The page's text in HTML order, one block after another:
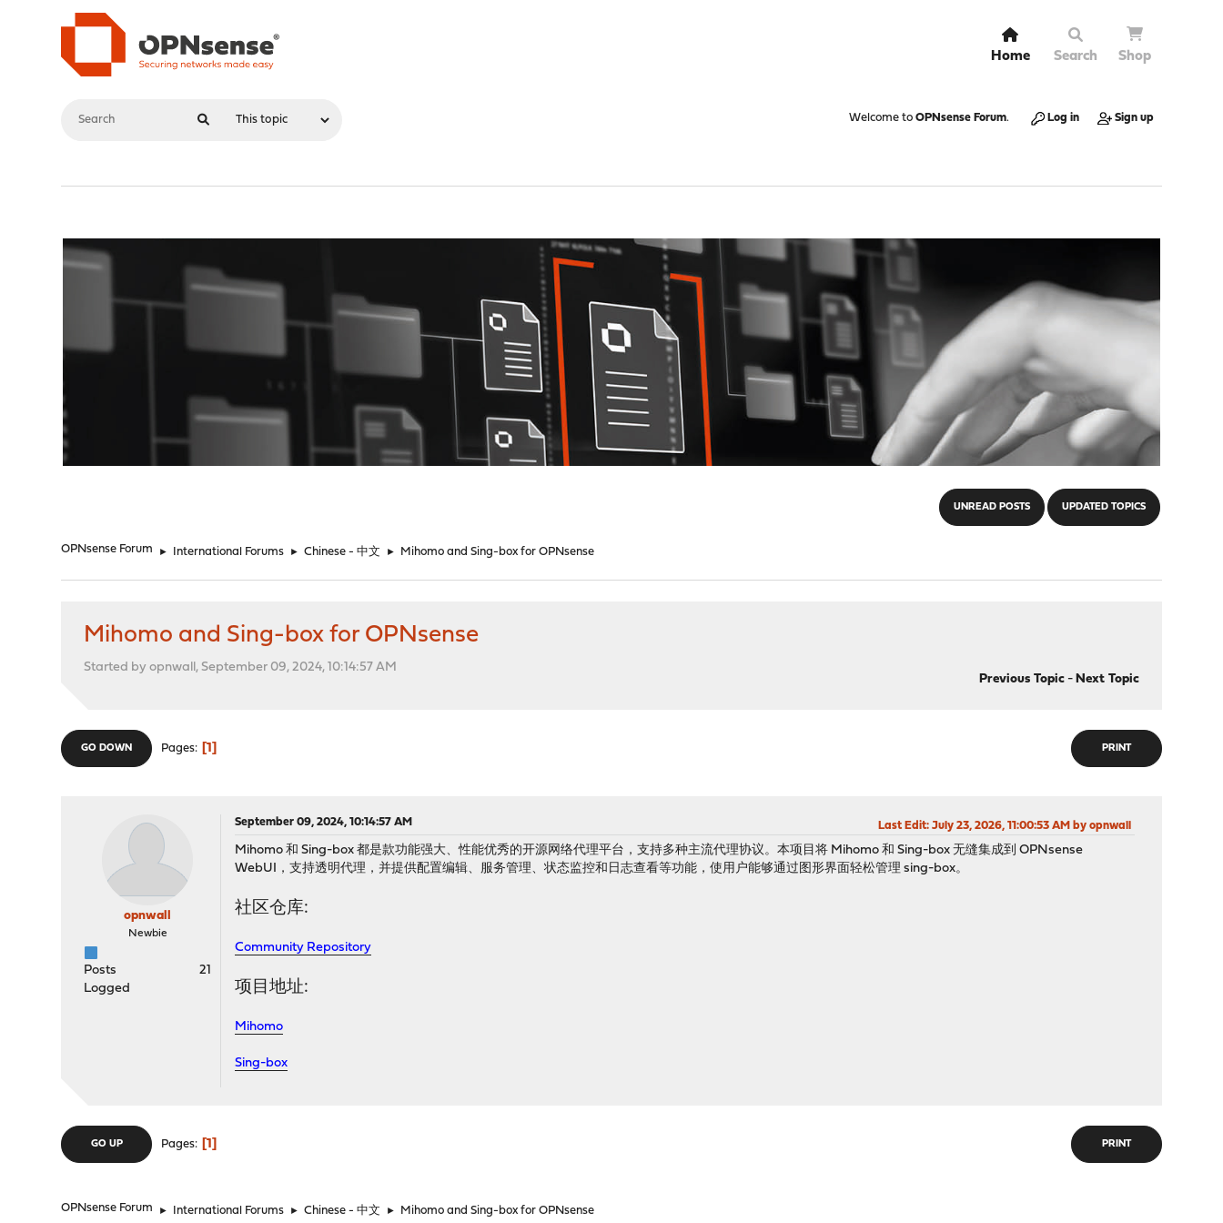
Home Search Shop
Welcome to OPNsense Forum. Log in Sign up
UNREAD POSTS UPDATED TOPICS
OPNsense Forum ► International Forums ► Chinese - 中文 ► Mihomo and Sing-box for OPNsense
Mihomo and Sing-box for OPNsense
Started by opnwall, September 09, 2024, 10:14:57 AM
Previous Topic- Next Topic
PRINT
GO DOWN Pages 1
opnwall
Newbie
Posts
21
Logged
September 09, 2024, 10:14:57 AM Last Edit: July 23, 2026, 11:00:53 AM by opnwall
Mihomo 和 Sing-box 都是款功能强大、性能优秀的开源网络代理平台，支持多种主流代理协议。本项目将 Mihomo 和 Sing-box 无缝集成到 OPNsense
WebUI，支持透明代理，并提供配置编辑、服务管理、状态监控和日志查看等功能，使用户能够通过图形界面轻松管理 sing-box。
社区仓库:
Community Repository
项目地址:
Mihomo
Sing-box
PRINT
GO UP Pages 1
OPNsense Forum ► International Forums ► Chinese - 中文 ► Mihomo and Sing-box for OPNsense